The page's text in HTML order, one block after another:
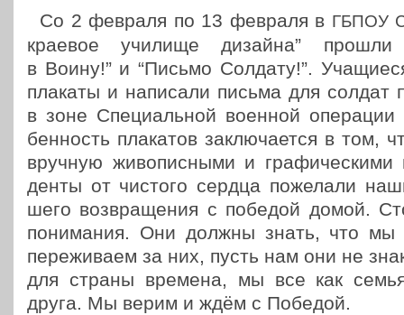
Со 2 февраля по 13 февраля в ГБПОУ
краевое училище дизайна” прошли
в Воину!” и “Письмо Солдату!”.
плакаты и напи­са­ли письма для солдат
в зоне Спе­ци­аль­ной военной
бен­ность пла­ка­тов заклю­ча­ет­ся в том,
вручную живо­пис­ны­ми и
ден­ты от чистого сердца поже­ла­ли
ше­го воз­вра­ще­ния с победой домой.
пони­ма­ния. Они должны знать, что
пере­жи­ва­ем за них, пусть нам они не
для страны времена, мы все как
друга. Мы верим и ждём с Победой.